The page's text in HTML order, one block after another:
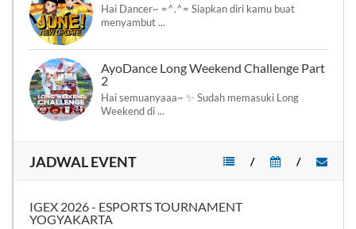
Hai Dancer~ =^.^= Siapkan diri kamu buat
menyambut ...
AyoDance Long Weekend Challenge Part
2
Hai semuanyaaa~ ✨ Sudah memasuki Long
Weekend di ...
JADWAL EVENT /
/
IGEX 2026 - ESPORTS TOURNAMENT
YOGYAKARTA